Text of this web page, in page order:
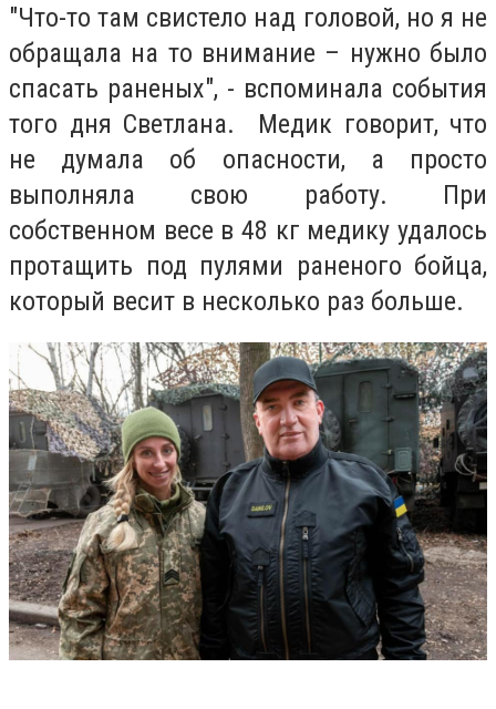
"Что-то там свистело над головой, но я не
обращала на то внимание – нужно было
спасать раненых", - вспоминала события
того дня Светлана. Медик говорит, что
не думала об опасности, а просто
выполняла свою работу. При
собственном весе в 48 кг медику удалось
протащить под пулями раненого бойца,
который весит в несколько раз больше.